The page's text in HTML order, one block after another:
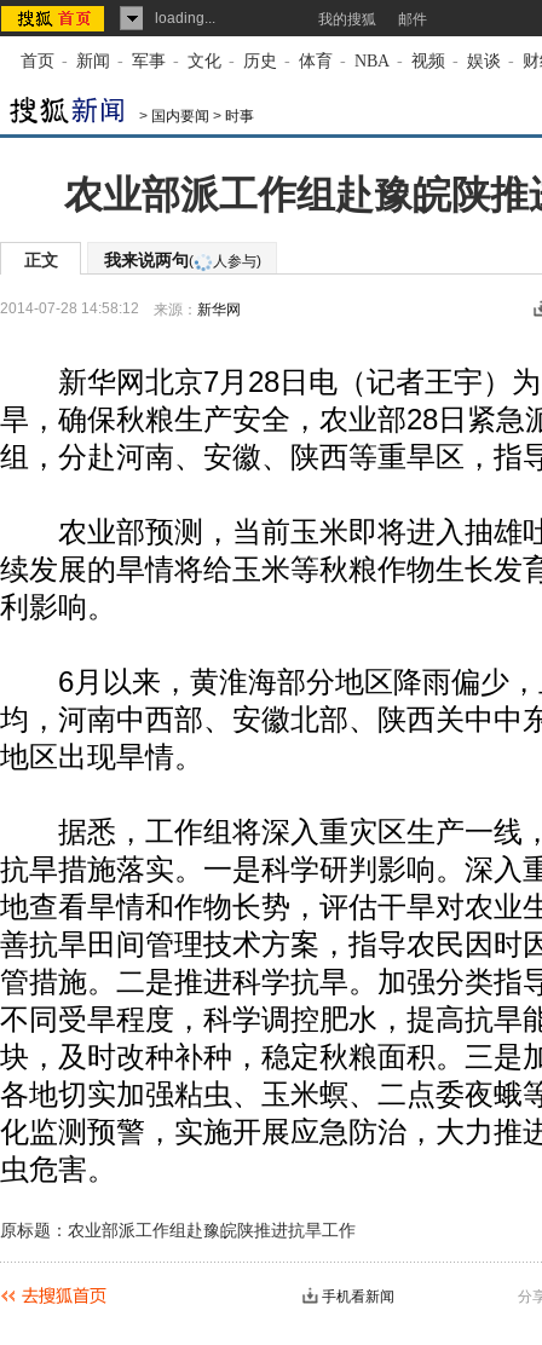
loading... 我的搜狐 邮件
首页 - 新闻 - 军事 - 文化 - 历史 - 体育 - NBA - 视频 - 娱谈 -
> 国内要闻 > 时事
农业部派工作组赴豫皖陕推
正文 我来说两句( 人参与)
2014-07-28 14:58:12 来源： 新华网
新华网北京7月28日电（记者王宇）为
旱，确保秋粮生产安全，农业部28日紧急
组，分赴河南、安徽、陕西等重旱区，指
农业部预测，当前玉米即将进入抽雄
续发展的旱情将给玉米等秋粮作物生长发
利影响。
6月以来，黄淮海部分地区降雨偏少，
均，河南中西部、安徽北部、陕西关中中
地区出现旱情。
据悉，工作组将深入重灾区生产一线
抗旱措施落实。一是科学研判影响。深入
地查看旱情和作物长势，评估干旱对农业
善抗旱田间管理技术方案，指导农民因时
管措施。二是推进科学抗旱。加强分类指
不同受旱程度，科学调控肥水，提高抗旱
块，及时改种补种，稳定秋粮面积。三是
各地切实加强粘虫、玉米螟、二点委夜蛾
化监测预警，实施开展应急防治，大力推
虫危害。
原标题：农业部派工作组赴豫皖陕推进抗旱工作
分
手机看新闻